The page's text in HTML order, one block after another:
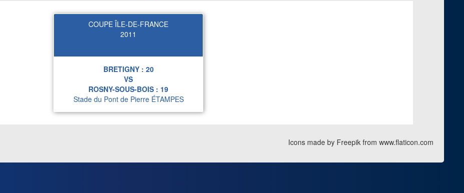
COUPE ÎLE-DE-FRANCE
2011
BRETIGNY : 20
VS
ROSNY-SOUS-BOIS : 19
Stade du Pont de Pierre ÉTAMPES
Icons made by Freepik from www.flaticon.com